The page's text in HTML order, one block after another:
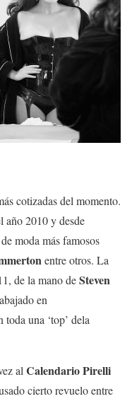
cotizadas del momento.
año 2010 y desde
moda más famosos
entre otros. La
de la mano deSteven
en
toda una ‘top’ dela
alCalendario Pirelli
cierto revuelo entre